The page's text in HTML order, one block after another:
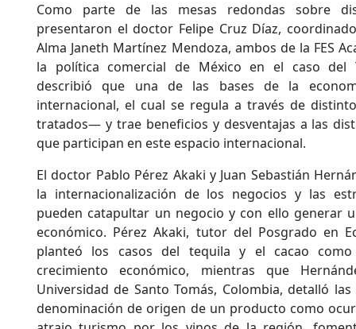
Como parte de las mesas redondas sobre
presentaron el doctor Felipe Cruz Díaz,
Alma Janeth Martínez Mendoza, ambos de la FES
la política comercial de México en el caso del
describió que una de las bases de la
internacional, el cual se regula a través de
tratados— y trae beneficios y desventajas a las
que participan en este espacio internacional.
El doctor Pablo Pérez Akaki y Juan Sebastián
la internacionalización de los negocios y las
pueden catapultar un negocio y con ello generar
económico. Pérez Akaki, tutor del Posgrado en
planteó los casos del tequila y el cacao
crecimiento económico, mientras que
Universidad de Santo Tomás, Colombia, detalló
denominación de origen de un producto como